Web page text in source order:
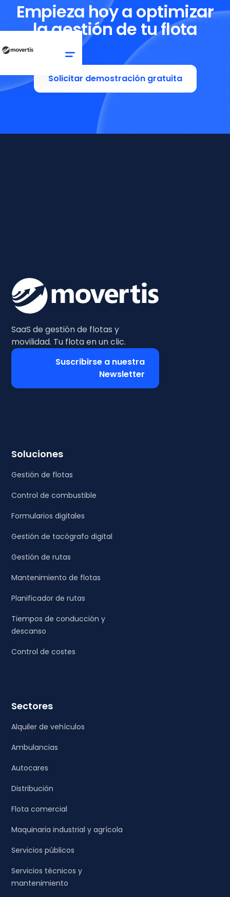
Empieza hoy a optimizar
la gestión de tu flota
Solicitar demostración gratuita
SaaS de gestión de flotas y
movilidad. Tu flota en un clic.
Suscribirse a nuestra
Newsletter
Soluciones
Gestión de flotas
Control de combustible
Formularios digitales
Gestión de tacógrafo digital
Gestión de rutas
Mantenimiento de flotas
Planificador de rutas
Tiempos de conducción y
descanso
Control de costes
Sectores
Alquiler de vehículos
Ambulancias
Autocares
Distribución
Flota comercial
Maquinaria industrial y agrícola
Servicios públicos
Servicios técnicos y
mantenimiento